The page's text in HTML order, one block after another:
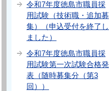
令和7年度徳島市職員採
用試験（技術職・追加募
集）（申込受付を終了し
ました）
令和7年度徳島市職員採
用試験第一次試験合格発
表（随時募集分（第3
回））